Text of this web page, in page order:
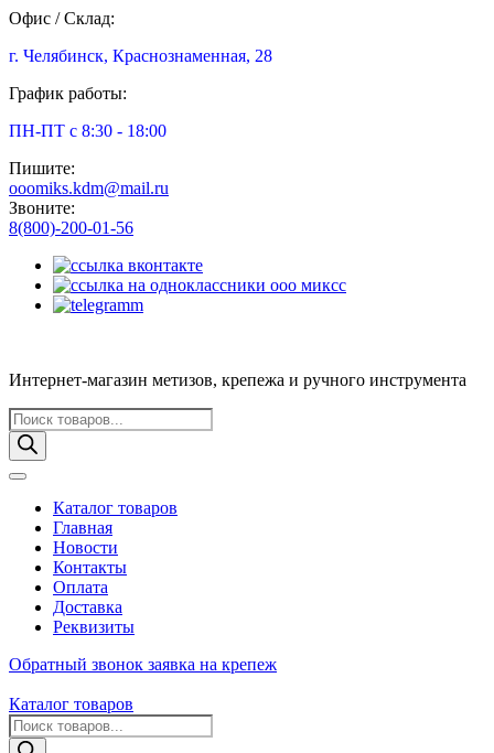
Офис / Склад:
г. Челябинск, Краснознаменная, 28
График работы:
ПН-ПТ с 8:30 - 18:00
Пишите:
ooomiks.kdm@mail.ru
Звоните:
8(800)-200-01-56
Интернет-магазин метизов, крепежа и ручного инструмента
Поиск
товаров
Каталог товаров
Главная
Новости
Контакты
Оплата
Доставка
Реквизиты
Обратный звонок заявка на крепеж
Каталог товаров
Поиск
товаров